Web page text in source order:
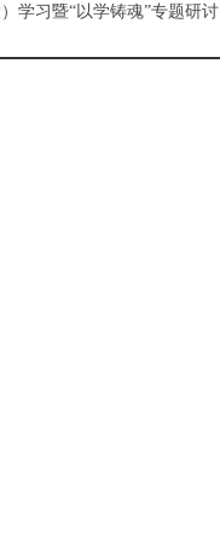
学习暨“以学铸魂”专题研讨